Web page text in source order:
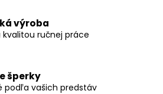
ý
p
u
výroba
kvalitou ručnej práce
šperky
podľa vašich predstáv